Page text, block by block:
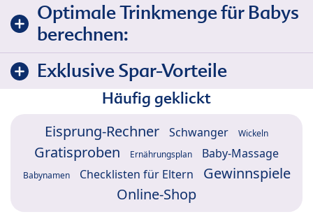
Optimale Trinkmenge für Babys
berechnen:
Exklusive Spar-Vorteile
Häufig geklickt
Eisprung-Rechner Schwanger Wickeln
Gratisproben Ernährungsplan Baby-Massage
Babynamen Checklisten für Eltern
Gewinnspiele
Online-Shop